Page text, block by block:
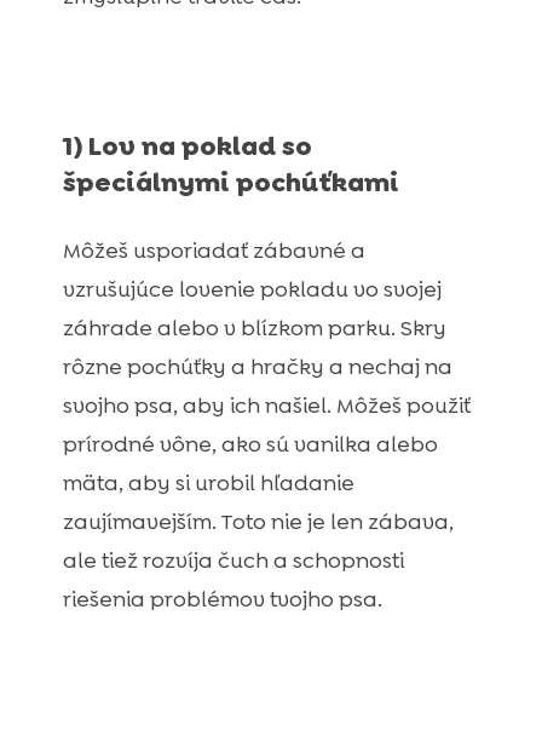
1) Lov na poklad so
špeciálnymi pochúťkami
Môžeš usporiadať zábavné a
vzrušujúce lovenie pokladu vo svojej
záhrade alebo v blízkom parku. Skry
rôzne pochúťky a hračky a nechaj na
svojho psa, aby ich našiel. Môžeš použiť
prírodné vône, ako sú vanilka alebo
mäta, aby si urobil hľadanie
zaujímavejším. Toto nie je len zábava,
ale tiež rozvíja čuch a schopnosti
riešenia problémov tvojho psa.